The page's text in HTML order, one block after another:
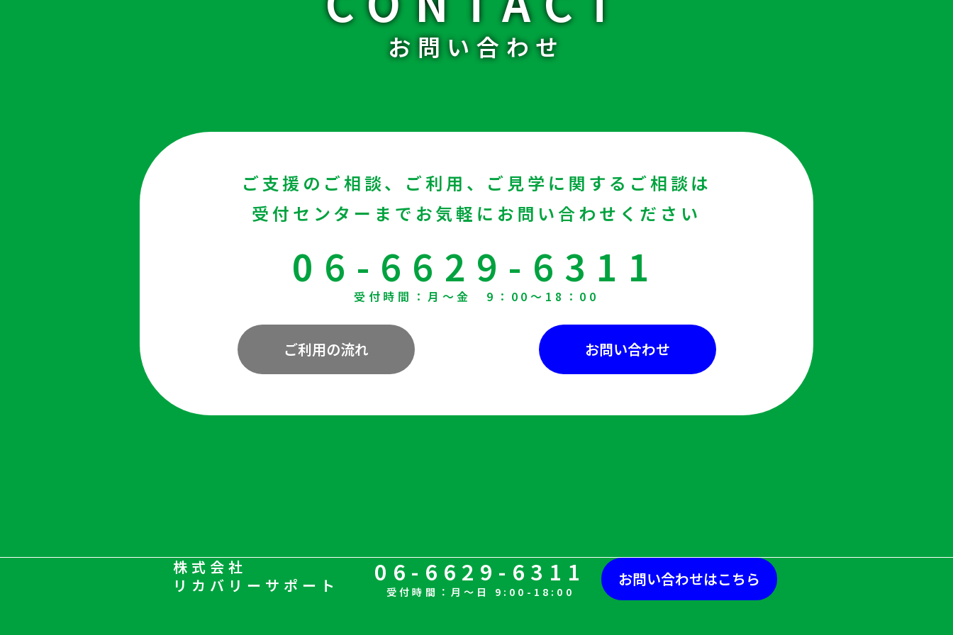
お問い合わせ
ご支援のご相談、ご利用、ご見学に関するご相談は
受付センターまでお気軽にお問い合わせください
06-6629-6311
受付時間：月～金 9：00～18：00
ご利用の流れ お問い合わせ
株式会社
リカバリーサポート
06-6629-6311
受付時間：月〜日 9:00-18:00
お問い合わせはこちら